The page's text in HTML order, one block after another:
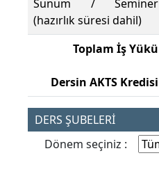
Sunum / Seminer
(hazırlık süresi dahil)
Toplam İş Yükü
Dersin AKTS Kredisi
DERS ŞUBELERİ
Dönem seçiniz :